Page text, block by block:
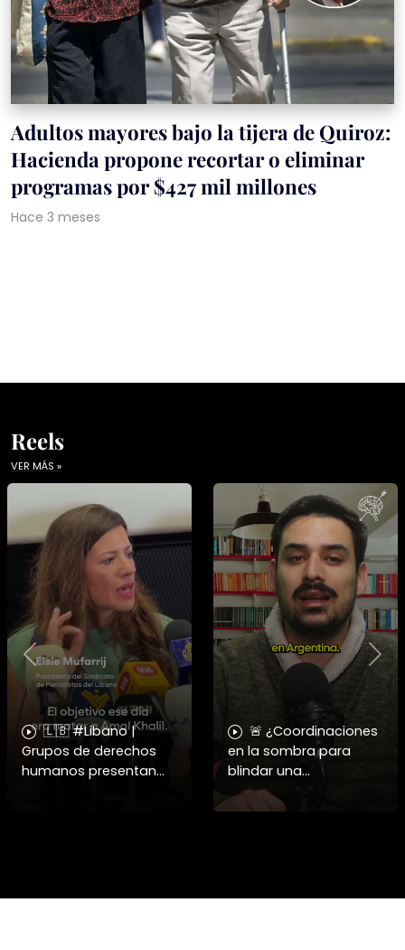
Adultos mayores bajo la tijera de Quiroz:
Hacienda propone recortar o eliminar
programas por $427 mil millones
Hace 3 meses
Reels
VER MÁS »
🇱🇧 #Libano |
Grupos de derechos
humanos presentan
🚨 ¿Coordinaciones
en la sombra para
blindar una
candidatura
presidencial? Nuevos
Previous